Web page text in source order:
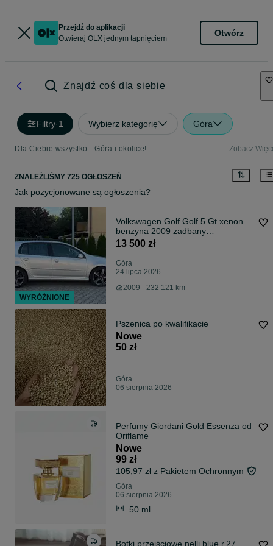
Przejdź do aplikacji
Otwieraj OLX jednym tapnięciem
Otwórz
Znajdź coś dla siebie
Filtry·1 Wybierz kategorię Góra
Dla Ciebie wszystko - Góra i okolice! Zobacz
ZNALEŹLIŚMY 725 OGŁOSZEŃ
Jak pozycjonowane są ogłoszenia?
Volkswagen Golf Golf 5 Gt xenon
benzyna 2009 zadbany
doinwestowany
13 500 zł
Góra
24 lipca 2026
2009 - 232 121 km
Pszenica po kwalifikacie
Nowe
50 zł
Góra
06 sierpnia 2026
Perfumy Giordani Gold Essenza od
Oriflame
Nowe
99 zł
105,97 zł z Pakietem Ochronnym
Góra
06 sierpnia 2026
50 ml
Botki przejściowe nelli blue r.27
WYRÓŻNIONE